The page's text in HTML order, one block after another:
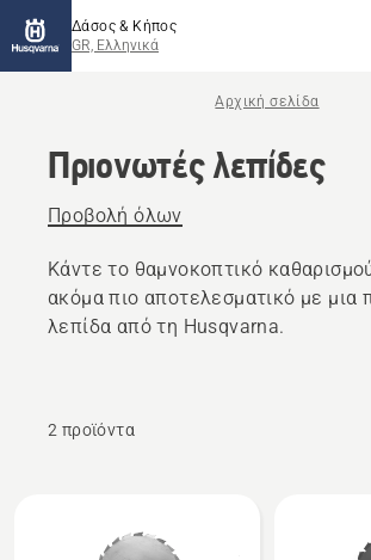
Δάσος & Κήπος
GR, Ελληνικά
Αρχική σελίδα
Πριονωτές λεπίδες
Προβολή όλων
Κάντε το θαμνοκοπτικό
ακόμα πιο αποτελεσματικό με μια
λεπίδα από τη Husqvarna.
2 προϊόντα